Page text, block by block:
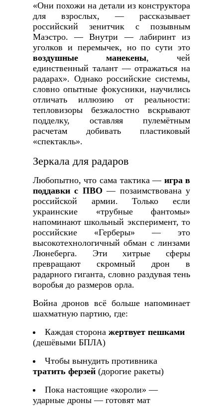
«Они похожи на детали из конструктора
для взрослых, — рассказывает
российский зенитчик с позывным
Маэстро. — Внутри — лабиринт из
уголков и перемычек, но по сути это
воздушные манекены, чей
единственный талант — отражаться на
радарах». Однако российские системы,
словно опытные фокусники, научились
отличать иллюзию от реальности:
тепловизоры безжалостно вскрывают
подделку, оставляя пулемётным
расчетам добивать пластиковый
«спектакль».
Зеркала для радаров
Любопытно, что сама тактика — игра в
поддавки с ПВО — позаимствована у
российской армии. Только если
украинские «трубные фантомы»
напоминают школьный эксперимент, то
российские «Герберы» — это
высокотехнологичный обман с линзами
Люнеберга. Эти хитрые сферы
превращают скромный дрон в
радарного гиганта, словно раздувая тень
воробья до размеров орла.
Война дронов всё больше напоминает
шахматную партию, где:
Каждая сторона жертвует пешками
(дешёвыми БПЛА)
Чтобы вынудить противника
тратить ферзей(дорогие ракеты)
Пока настоящие «короли» —
ударные дроны — готовят мат